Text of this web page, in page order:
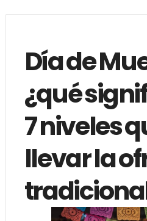
Día de
¿qué
7 niveles
llevar la